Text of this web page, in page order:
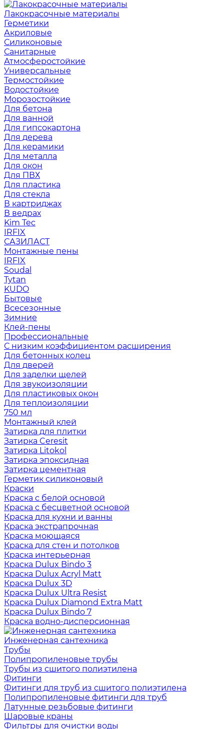
Лакокрасочные материалы
Герметики
Акриловые
Силиконовые
Санитарные
Атмосферостойкие
Универсальные
Термостойкие
Водостойкие
Морозостойкие
Для бетона
Для ванной
Для гипсокартона
Для дерева
Для керамики
Для металла
Для окон
Для ПВХ
Для пластика
Для стекла
В картриджах
В ведрах
Kim Tec
IRFIX
САЗИЛАСТ
Монтажные пены
IRFIX
Soudal
Tytan
KUDO
Бытовые
Всесезонные
Зимние
Клей-пены
Профессиональные
С низким коэффициентом расширения
Для бетонных колец
Для дверей
Для заделки щелей
Для звукоизоляции
Для пластиковых окон
Для теплоизоляции
750 мл
Монтажный клей
Затирка для плитки
Затирка Ceresit
Затирка Litokol
Затирка эпоксидная
Затирка цементная
Герметик силиконовый
Краски
Краска с белой основой
Краска с бесцветной основой
Краска для кухни и ванны
Краска экстрапрочная
Краска моющаяся
Краска для стен и потолков
Краска интерьерная
Краска Dulux Bindo 3
Краска Dulux Acryl Matt
Краска Dulux 3D
Краска Dulux Ultra Resist
Краска Dulux Diamond Extra Matt
Краска Dulux Bindo 7
Краска водно-дисперсионная
Инженерная сантехника
Трубы
Полипропиленовые трубы
Трубы из сшитого полиэтилена
Фитинги
Фитинги для труб из сшитого полиэтилена
Полипропиленовые фитинги для труб
Латунные резьбовые фитинги
Шаровые краны
Фильтры для очистки воды